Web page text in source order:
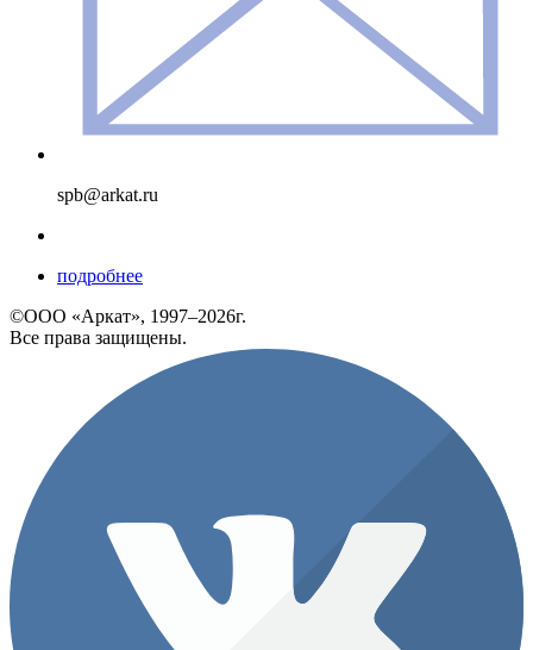
spb@arkat.ru
подробнее
©ООО «Аркат», 1997–2026г.
Все права защищены.